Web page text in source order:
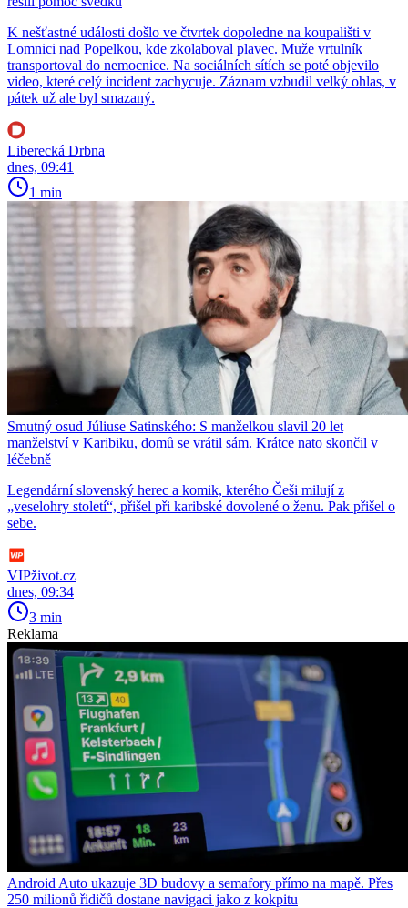
K nešťastné události došlo ve čtvrtek dopoledne na koupališti v
Lomnici nad Popelkou, kde zkolaboval plavec. Muže vrtulník
transportoval do nemocnice. Na sociálních sítích se poté objevilo
video, které celý incident zachycuje. Záznam vzbudil velký ohlas, v
pátek už ale byl smazaný.
Liberecká Drbna
dnes, 09:41
1 min
Smutný osud Júliuse Satinského: S manželkou slavil 20 let
manželství v Karibiku, domů se vrátil sám. Krátce nato skončil v
léčebně
Legendární slovenský herec a komik, kterého Češi milují z
„veselohry století“, přišel při karibské dovolené o ženu. Pak přišel o
sebe.
VIPživot.cz
dnes, 09:34
3 min
Reklama
Android Auto ukazuje 3D budovy a semafory přímo na mapě. Přes
250 milionů řidičů dostane navigaci jako z kokpitu